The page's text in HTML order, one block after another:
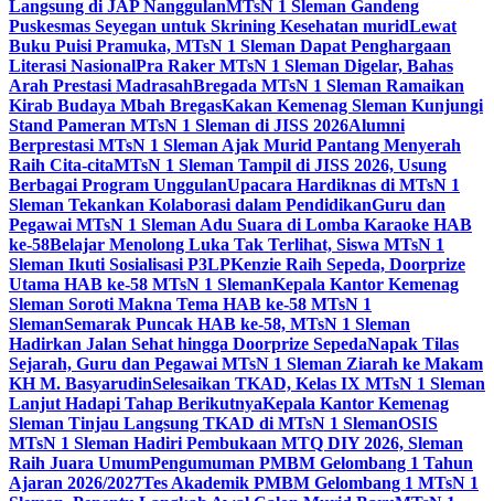
Langsung di JAP NanggulanMTsN 1 Sleman Gandeng
Puskesmas Seyegan untuk Skrining Kesehatan muridLewat
Buku Puisi Pramuka, MTsN 1 Sleman Dapat Penghargaan
Literasi NasionalPra Raker MTsN 1 Sleman Digelar, Bahas
Arah Prestasi MadrasahBregada MTsN 1 Sleman Ramaikan
Kirab Budaya Mbah BregasKakan Kemenag Sleman Kunjungi
Stand Pameran MTsN 1 Sleman di JISS 2026Alumni
Berprestasi MTsN 1 Sleman Ajak Murid Pantang Menyerah
Raih Cita-citaMTsN 1 Sleman Tampil di JISS 2026, Usung
Berbagai Program UnggulanUpacara Hardiknas di MTsN 1
Sleman Tekankan Kolaborasi dalam PendidikanGuru dan
Pegawai MTsN 1 Sleman Adu Suara di Lomba Karaoke HAB
ke-58Belajar Menolong Luka Tak Terlihat, Siswa MTsN 1
Sleman Ikuti Sosialisasi P3LPKenzie Raih Sepeda, Doorprize
Utama HAB ke-58 MTsN 1 SlemanKepala Kantor Kemenag
Sleman Soroti Makna Tema HAB ke-58 MTsN 1
SlemanSemarak Puncak HAB ke-58, MTsN 1 Sleman
Hadirkan Jalan Sehat hingga Doorprize SepedaNapak Tilas
Sejarah, Guru dan Pegawai MTsN 1 Sleman Ziarah ke Makam
KH M. BasyarudinSelesaikan TKAD, Kelas IX MTsN 1 Sleman
Lanjut Hadapi Tahap BerikutnyaKepala Kantor Kemenag
Sleman Tinjau Langsung TKAD di MTsN 1 SlemanOSIS
MTsN 1 Sleman Hadiri Pembukaan MTQ DIY 2026, Sleman
Raih Juara UmumPengumuman PMBM Gelombang 1 Tahun
Ajaran 2026/2027Tes Akademik PMBM Gelombang 1 MTsN 1